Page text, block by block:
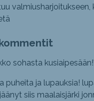
valmiusharjoitukseen,
sohasta kusiaipesään!
puheita ja lupauksia!
siis maalaisjärki